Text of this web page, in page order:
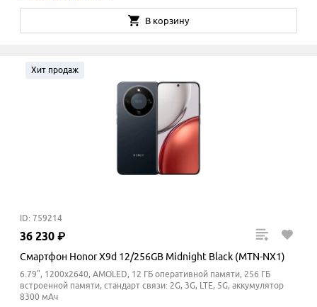
В корзину
Хит продаж
ID: 759214
36 230 ₽
Смартфон Honor X9d 12/256GB Midnight Black (MTN-NX1)
6.79", 1200x2640, AMOLED, 12 ГБ оперативной памяти, 256 ГБ
встроенной памяти, стандарт связи: 2G, 3G, LTE, 5G, аккумулятор
8300 мАч